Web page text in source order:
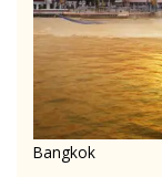
Bangkok